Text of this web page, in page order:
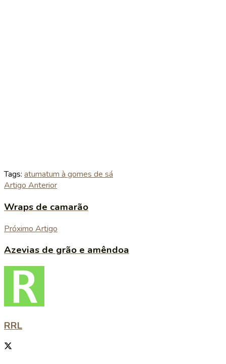
Tags: atumatum à gomes de sá
Artigo Anterior
Wraps de camarão
Próximo Artigo
Azevias de grão e amêndoa
RRL